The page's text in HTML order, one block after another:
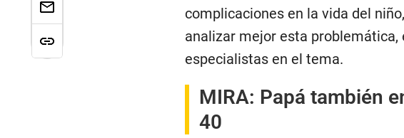
complicaciones en la vida del
analizar mejor esta
especialistas en el tema.
MIRA: Papá también
40